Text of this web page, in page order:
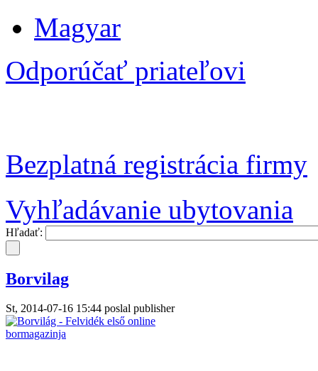
Magyar
Odporúčať priateľovi
Bezplatná registrácia firmy
Vyhľadávanie ubytovania
Hľadať:
Borvilag
St, 2014-07-16 15:44 poslal publisher